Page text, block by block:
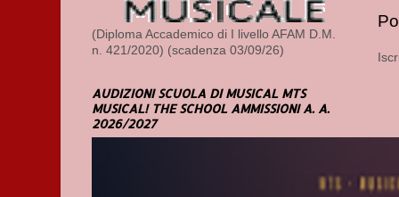
(Diploma Accademico di I livello AFAM D.M.
n. 421/2020) (scadenza 03/09/26)
AUDIZIONI SCUOLA DI MUSICAL MTS
MUSICAL! THE SCHOOL AMMISSIONI A. A.
2026/2027